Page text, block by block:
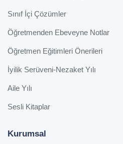
Sınıf İçi Çözümler
Öğretmenden Ebeveyne Notlar
Öğretmen Eğitimleri Önerileri
İyilik Serüveni-Nezaket Yılı
Aile Yılı
Sesli Kitaplar
Kurumsal